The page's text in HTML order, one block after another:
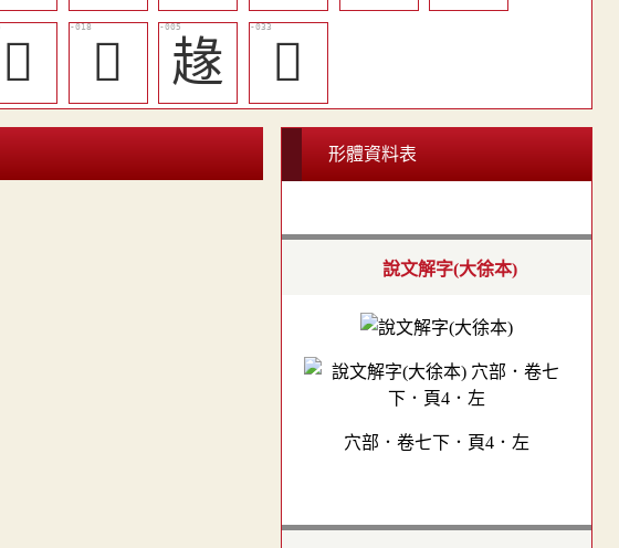
󴏖 󴏘 䞼 󴏣
形體資料表
說文解字(大徐本)
穴部．卷七下．頁4．左